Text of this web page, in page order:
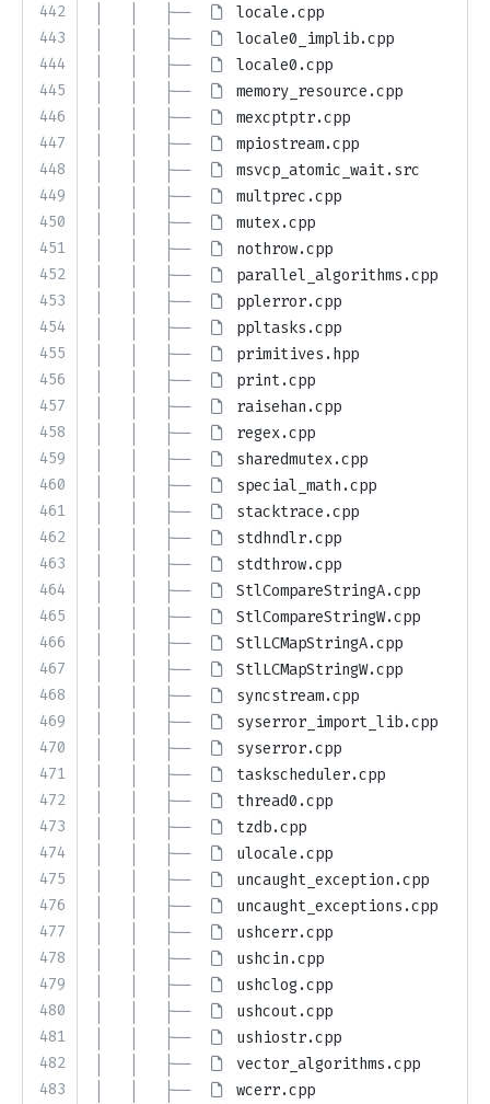
442
443
444
445
446
447
448
449
450
451
452
453
454
455
456
457
458
459
460
461
462
463
464
465
466
467
468
469
470
471
472
473
474
475
476
477
478
479
480
481
482
483
│   │   ├──
locale.cpp
│   │   ├──
locale0_implib.cpp
│   │   ├──
locale0.cpp
│   │   ├──
memory_resource.cpp
│   │   ├──
mexcptptr.cpp
│   │   ├──
mpiostream.cpp
│   │   ├──
msvcp_atomic_wait.src
│   │   ├──
multprec.cpp
│   │   ├──
mutex.cpp
│   │   ├──
nothrow.cpp
│   │   ├──
parallel_algorithms.cpp
│   │   ├──
pplerror.cpp
│   │   ├──
ppltasks.cpp
│   │   ├──
primitives.hpp
│   │   ├──
print.cpp
│   │   ├──
raisehan.cpp
│   │   ├──
regex.cpp
│   │   ├──
sharedmutex.cpp
│   │   ├──
special_math.cpp
│   │   ├──
stacktrace.cpp
│   │   ├──
stdhndlr.cpp
│   │   ├──
stdthrow.cpp
│   │   ├──
StlCompareStringA.cpp
│   │   ├──
StlCompareStringW.cpp
│   │   ├──
StlLCMapStringA.cpp
│   │   ├──
StlLCMapStringW.cpp
│   │   ├──
syncstream.cpp
│   │   ├──
syserror_import_lib.cpp
│   │   ├──
syserror.cpp
│   │   ├──
taskscheduler.cpp
│   │   ├──
thread0.cpp
│   │   ├──
tzdb.cpp
│   │   ├──
ulocale.cpp
│   │   ├──
uncaught_exception.cpp
│   │   ├──
uncaught_exceptions.cpp
│   │   ├──
ushcerr.cpp
│   │   ├──
ushcin.cpp
│   │   ├──
ushclog.cpp
│   │   ├──
ushcout.cpp
│   │   ├──
ushiostr.cpp
│   │   ├──
vector_algorithms.cpp
│   │   ├──
wcerr.cpp